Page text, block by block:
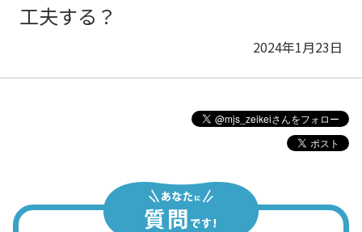
工夫する？
2024年1月23日